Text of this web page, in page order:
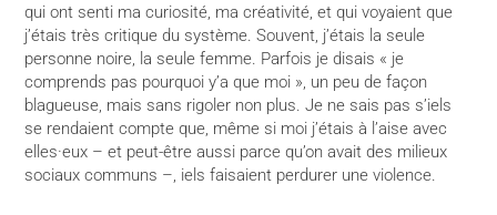
qui ont senti ma curiosité, ma créativité, et qui voyaient que
j’étais très critique du système. Souvent, j’étais la seule
personne noire, la seule femme. Parfois je disais « je
comprends pas pourquoi y’a que moi », un peu de façon
blagueuse, mais sans rigoler non plus. Je ne sais pas s’iels
se rendaient compte que, même si moi j’étais à l’aise avec
elles·eux – et peut-être aussi parce qu’on avait des milieux
sociaux communs –, iels faisaient perdurer une violence.